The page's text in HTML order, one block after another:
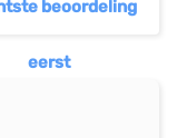
aan project
beoordeling
eerst